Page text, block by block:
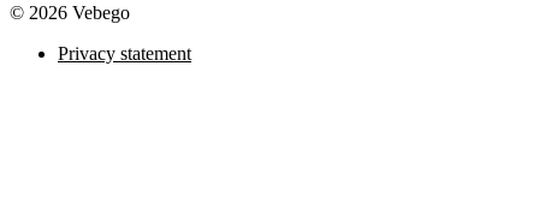
© 2026 Vebego
Privacy statement